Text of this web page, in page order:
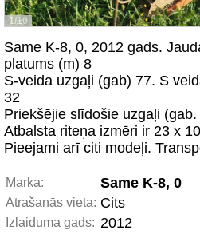
1/10
Same K-8, 0, 2012 gads.
platums (m) 8
S-veida uzgaļi (gab) 77. S
32
Priekšējie slīdošie uzgaļi
Atbalsta riteņa izmēri ir 23 x
Pieejami arī citi modeļi.
Marka: Same K-8, 0
Atrašanās vieta: Cits
Izlaiduma gads: 2012